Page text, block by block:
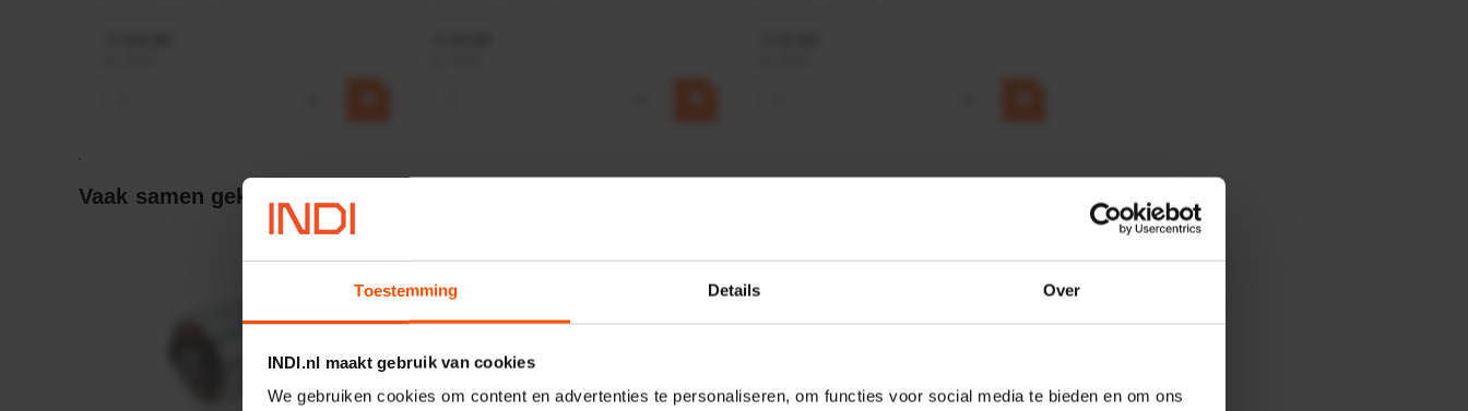
Toestemming Details Over
INDI.nl maakt gebruik van cookies
We gebruiken cookies om content en advertenties te personaliseren, om functies voor social media te bieden en om ons
Vaak samen gekocht: